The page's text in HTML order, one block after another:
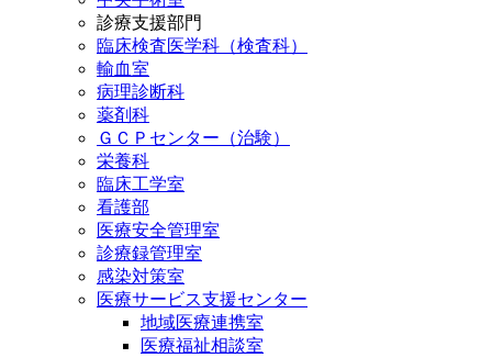
診療支援部門
臨床検査医学科（検査科）
輸血室
病理診断科
薬剤科
ＧＣＰセンター（治験）
栄養科
臨床工学室
看護部
医療安全管理室
診療録管理室
感染対策室
医療サービス支援センター
地域医療連携室
医療福祉相談室